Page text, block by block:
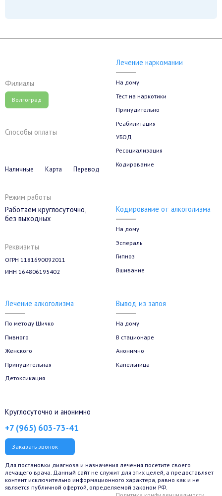
Филиалы
Волгоград
Способы оплаты
Наличные Карта Перевод
Режим работы
Работаем круглосуточно,
без выходных
Реквизиты
ОГРН 1181690092011
ИНН 164806195402
Лечение наркомании
На дому
Тест на наркотики
Принудительно
Реабилитация
УБОД
Ресоциализация
Кодирование
Кодирование от алкоголизма
На дому
Эспераль
Гипноз
Вшивание
Лечение алкоголизма
По методу Шичко
Пивного
Женского
Принудительная
Детоксикация
Вывод из запоя
На дому
В стационаре
Анонимно
Капельница
Круглосуточно и анонимно
+7 (965) 603-73-41
Заказать звонок
Для постановки диагноза и назначения лечения посетите своего
лечащего врача. Данный сайт не служит для этих целей, а предоставляет
контент исключительно информационного характера, равно как и не
является публичной офертой, определяемой законом РФ.